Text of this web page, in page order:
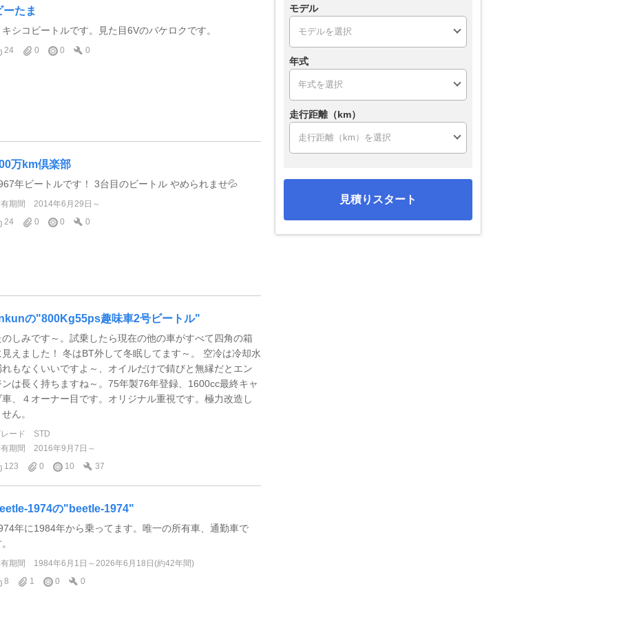
ーたま
キシコビートルです。見た目6Vのバケロクです。
24 0 0 0
万km倶楽部
年ビートルです！ 3台目のビートル やめられませ💦
期間
2014年6月29日～
24
0 0 0
の"800Kg55ps趣味車2号ビートル"
のしみです～。試乗したら現在の他の車がすべて四角の箱
見えました！ 冬はBT外して冬眠してます～。 空冷は冷却水
れもなくいいですよ～、オイルだけで錆びと無縁だとエン
ンは長く持ちますね～。75年製76年登録、1600cc最終キャ
車、４オーナー目です。オリジナル重視です。極力改造し
ん。
ード
STD
期間
2016年9月7日～
123
0 10 37
1974の"beetle-1974"
年に1984年から乗ってます。唯一の所有車、通勤車で
期間
1984年6月1日～2026年6月18日(約42年間)
8
1 0 0
モデル
年式
走行距離（km）
見積りスタート